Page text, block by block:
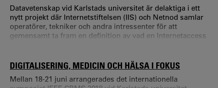
Datavetenskap vid Karlstads universitet är delaktiga i ett
nytt projekt där Internetstiftelsen (IIS) och Netnod samlar
operatörer, tekniker och andra intressenter för att
gemensamt ta fram en definition av vad en Internetaccess
förväntas av den uppkoppling man köper. Allt fler delar av
samhället blir beroende av en stabil internetuppkoppling.
DIGITALISERING, MEDICIN OCH HÄLSA I FOKUS
Mellan 18-21 juni arrangerades det internationella